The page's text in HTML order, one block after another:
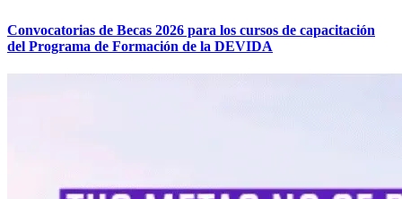
Convocatorias de Becas 2026 para los cursos de capacitación
del Programa de Formación de la DEVIDA